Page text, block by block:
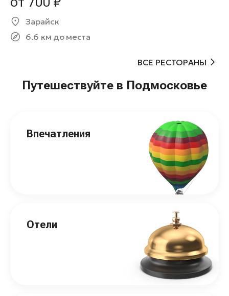
Зарайск
6.6 км до места
ВСЕ РЕСТОРАНЫ
Путешествуйте в Подмосковье
Впечатления
Отели